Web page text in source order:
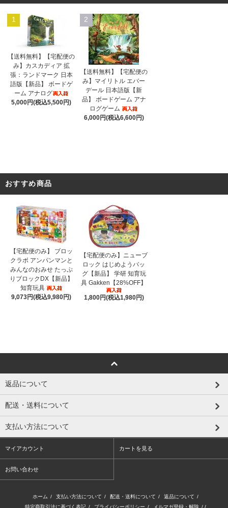
1
【送料無料】【宅配便の
み】カスカディア 拡
張：ランドマーク 日本
語版【新品】 ボードゲ
ーム アナログ
5,000円(税込5,500円)
2
【送料無料】【宅配便の
み】マイリトル エバー
デール 日本語版【新
品】 ボードゲーム アナ
ログゲーム
6,000円(税込6,600円)
おすすめ商品
【宅配便のみ】 ブロッ
クラボ アンパンマンと
みんなのおみせ たっぷ
りブロックDX【新品】
知育玩具
9,073円(税込9,980円)
【宅配便のみ】ニューブ
ロック はじめようバッ
グ【新品】 学研 知育玩
具 Gakken【28%OFF】
1,800円(税込1,980円)
返品について
配送・送料について
支払い方法について
マイアカウント カートを見る
お問い合わせ
ホーム / 支払い方法について / 配送・送料について / 返品について /
特定商取引法に基づく表記 / プライバシーポリシー / メルマガ登録・解除 / /